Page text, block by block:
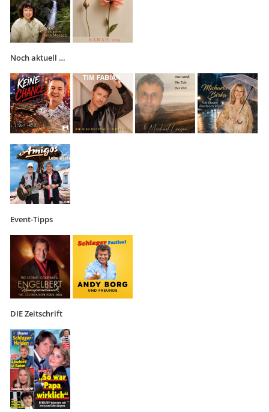
Noch aktuell …
Event-Tipps
DIE Zeitschrift